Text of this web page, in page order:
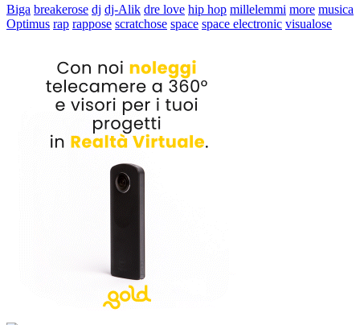
Biga breakerose dj dj-Alik dre love hip hop millelemmi more musica
Optimus rap rappose scratchose space space electronic visualose